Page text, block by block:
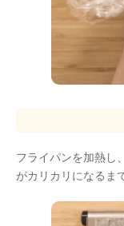
フライパンを加熱し
がカリカリになるま